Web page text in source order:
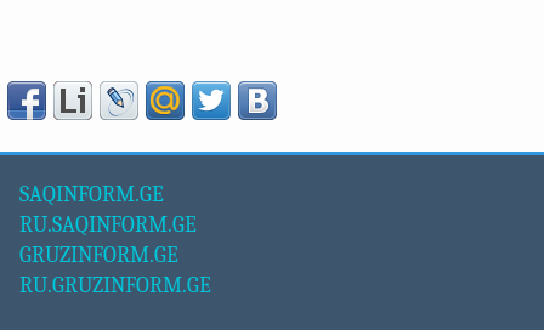
SAQINFORM.GE
RU.SAQINFORM.GE
GRUZINFORM.GE
RU.GRUZINFORM.GE